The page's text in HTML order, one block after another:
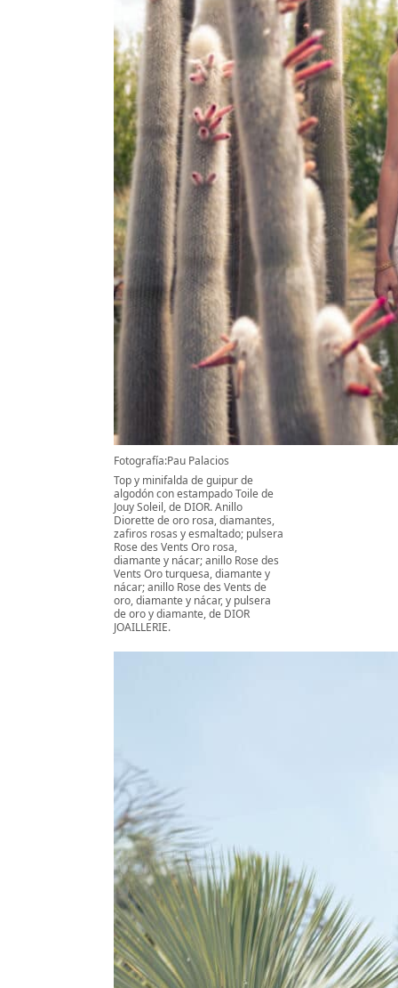
Fotografía:Pau Palacios
Top y minifalda de guipur de
algodón con estampado Toile de
Jouy Soleil, de DIOR. Anillo
Diorette de oro rosa, diamantes,
zafiros rosas y esmaltado; pulsera
Rose des Vents Oro rosa,
diamante y nácar; anillo Rose des
Vents Oro turquesa, diamante y
nácar; anillo Rose des Vents de
oro, diamante y nácar, y pulsera
de oro y diamante, de DIOR
JOAILLERIE.